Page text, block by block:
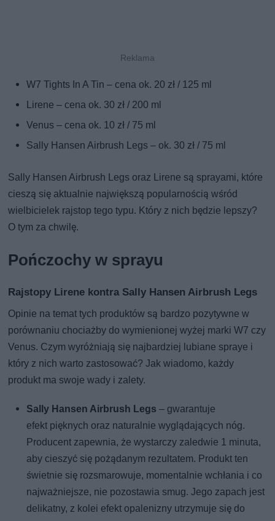
W7 Tights In A Tin – cena ok. 20 zł / 125 ml
Lirene – cena ok. 30 zł / 200 ml
Venus – cena ok. 10 zł / 75 ml
Sally Hansen Airbrush Legs – ok. 30 zł / 75 ml
Sally Hansen Airbrush Legs oraz Lirene są sprayami, które
cieszą się aktualnie największą popularnością wśród
wielbicielek rajstop tego typu. Który z nich będzie lepszy?
O tym za chwilę.
Pończochy w sprayu
Rajstopy Lirene kontra Sally Hansen Airbrush Legs
Opinie na temat tych produktów są bardzo pozytywne w
porównaniu chociażby do wymienionej wyżej marki W7 czy
Venus. Czym wyróżniają się najbardziej lubiane spraye i
który z nich warto zastosować? Jak wiadomo, każdy
produkt ma swoje wady i zalety.
Sally Hansen Airbrush Legs – gwarantuje
efekt pięknych oraz naturalnie wyglądających nóg.
Producent zapewnia, że wystarczy zaledwie 1 minuta,
aby cieszyć się pożądanym rezultatem. Produkt ten
świetnie się rozsmarowuje, momentalnie wchłania i co
najważniejsze, nie pozostawia smug. Jego zapach jest
delikatny, z kolei efekt opalenizny utrzymuje się do